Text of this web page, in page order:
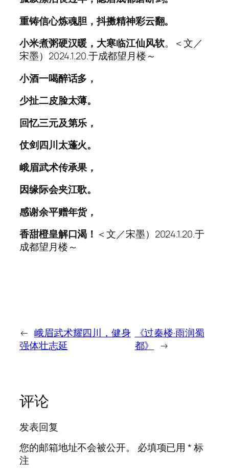
重铸信心炼魂胆，抖擞精神彩云翻。
小米煮粥硬汉暖，大寒临江仙风软。＜文／
宋墨）2024.1.20.于成都望月楼～
小酒一喝醉话多，
少扯二皮脸太薄。
回忆三元及第乐，
仗剑四川太蓬火。
峨眉武术传承果，
因缘际会夹江歌。
感谢余平赠年货，
​香甜橙皇解口渴！ ＜文／宋墨）2024.1.20.于
成都望月楼～
← 峨眉武术耀四川，健身
强体壮志延
《过秦楼·雨润蜀
都》
→
评论
发表回复
您的邮箱地址不会被公开。
必填项已用*标
注